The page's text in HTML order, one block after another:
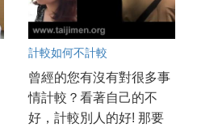
計較如何不計較
曾經的您有沒有對很多事
情計較？看著自己的不
好，計較別人的好! 那要